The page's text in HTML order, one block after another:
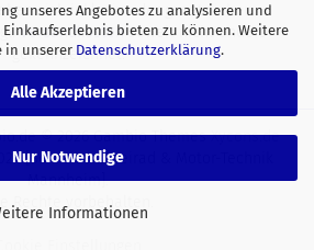
unseres Angebotes zu analysieren und
bieten zu können. Weitere
in unserer Datenschutzerklärung.
Alle Akzeptieren
Nur Notwendige
Informationen
sich inklusive der gesetzlichen
Versandkostensoweit nicht anders
gekennzeichnet.
© 2026 Gambio ThemesXycons.de
[Schreiber Zweirad & Motor-Technik
Mannheim].
Rechte vorbehalten.